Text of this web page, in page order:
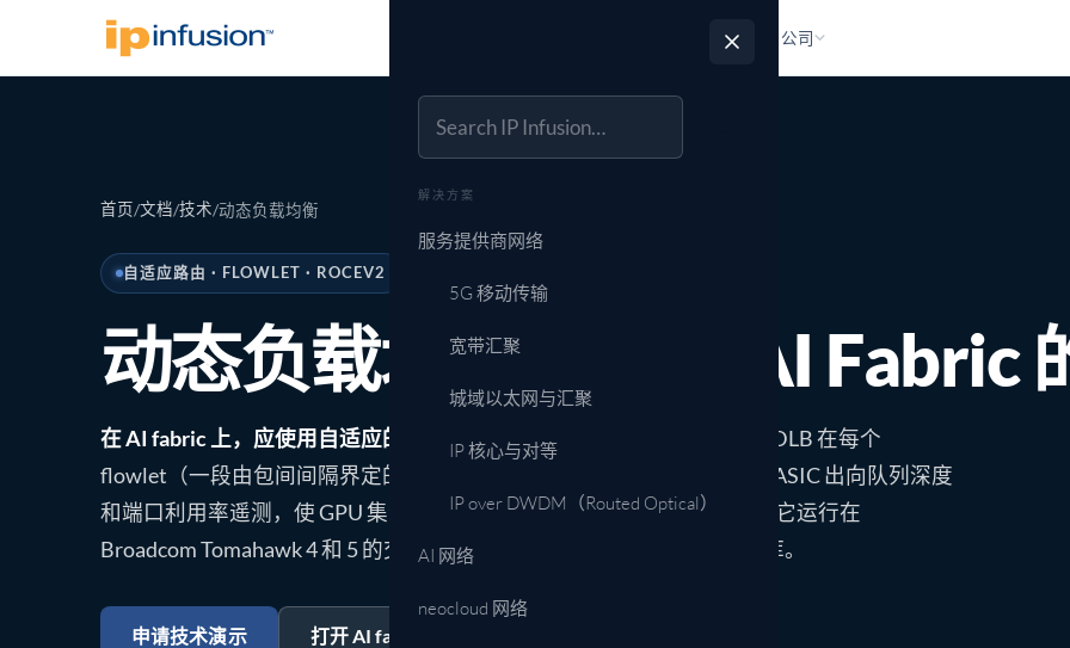
解决方案
服务提供商网络
5G 移动传输
宽带汇聚
城域以太网与汇聚
IP 核心与对等
IP over DWDM（Routed Optical）
AI 网络
neocloud 网络
服务提供商
一个 OcNOS-SP 平台，五种用例
5G 移动传输
FTTx / PON / WISP / FWA
MEF 电信级以太网、EVPN 环网
完整路由表 BGP，SR-MPLS 核心
100G 与 400G ZR/ZR+ 相干光
EVPN-VXLAN leaf-spine，800G
数据中心互联
安全与运维
DDoS 防护
BGP Flowspec + FastNetMon
OcNOS-SP
面向服务提供商的 NOS
OcNOS-DC
网元管理与监控
交换机与路由器（HW +
所有产品 →
渠道合作伙伴
经销商与系统集成商
技术合作伙伴
资源
功能矩阵
产品选择器
认证硬件
客户案例 博客
产品生命周期 →
公司
新闻与媒体
最新公告
领导团队
关于 IP Infusion →
首页/文档/技术/动态负载均衡
自适应路由 · FLOWLET · ROCEV2
动态负载均衡：面向 AI Fabric
在 AI fabric 上，应使用自适应的动态负载均衡，而非静态哈希 ECMP。
DLB 在每个
flowlet（一段由包间间隔界定的子流块）上重新评估路径，利用实时的 ASIC 出向队列深度
和端口利用率遥测，使 GPU 集合通信不再在单条上行链路上发生冲突。它运行在
Broadcom Tomahawk 4 和 5 的交换 ASIC 中，无需改动 NIC 或集合通信库。
申请技术演示 打开 AI fabric 设计套件